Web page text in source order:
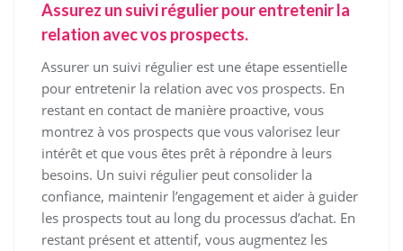
Assurez un suivi régulier pour entretenir la
relation avec vos prospects.
Assurer un suivi régulier est une étape essentielle
pour entretenir la relation avec vos prospects. En
restant en contact de manière proactive, vous
montrez à vos prospects que vous valorisez leur
intérêt et que vous êtes prêt à répondre à leurs
besoins. Un suivi régulier peut consolider la
confiance, maintenir l’engagement et aider à guider
les prospects tout au long du processus d’achat. En
restant présent et attentif, vous augmentez les